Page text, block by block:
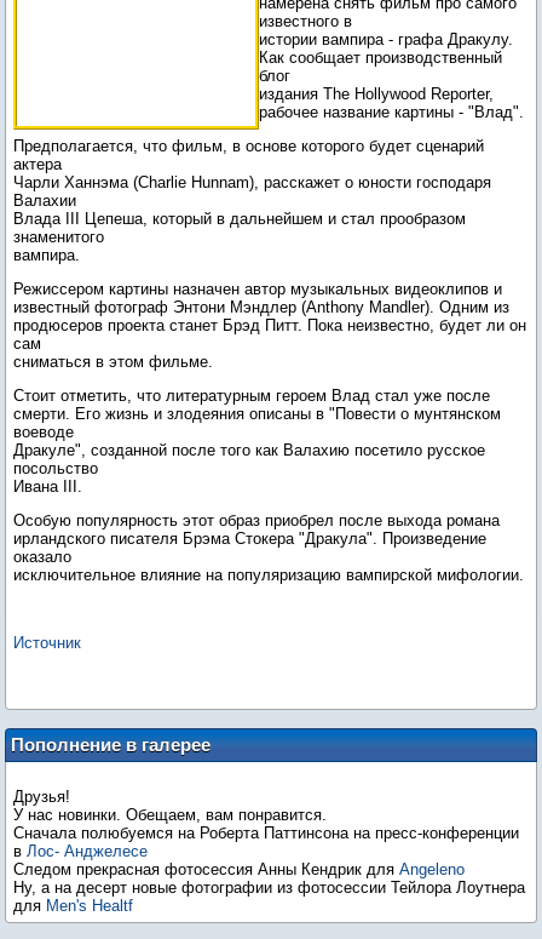
известного в
истории вампира - графа Дракулу.
Как сообщает производственный
блог
издания The Hollywood Reporter,
Предполагается, что фильм, в основе которого будет сценарий
актера
Чарли Ханнэма (Charlie Hunnam), расскажет о юности господаря
Валахии
Влада III Цепеша, который в дальнейшем и стал прообразом
знаменитого
Режиссером картины назначен автор музыкальных видеоклипов и
известный фотограф Энтони Мэндлер (Anthony Mandler). Одним из
продюсеров проекта станет Брэд Питт. Пока неизвестно, будет ли он
сам
Стоит отметить, что литературным героем Влад стал уже после
смерти. Его жизнь и злодеяния описаны в "Повести о мунтянском
воеводе
Дракуле", созданной после того как Валахию посетило русское
посольство
Особую популярность этот образ приобрел после выхода романа
ирландского писателя Брэма Стокера "Дракула". Произведение
оказало
исключительное влияние на популяризацию вампирской мифологии.
Источник
Пополнение в галерее
Друзья!
У нас новинки. Обещаем, вам понравится.
Сначала полюбуемся на Роберта Паттинсона на пресс-конференции
в Лос- Анджелесе
Следом прекрасная фотосессия Анны Кендрик для Angeleno
Ну, а на десерт новые фотографии из фотосессии Тейлора Лоутнера
для Men's Healtf